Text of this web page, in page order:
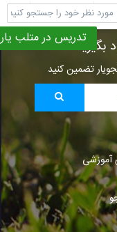
پشتیبانی
تدریس در متلب یاربگیرید؟
تضمین کنید